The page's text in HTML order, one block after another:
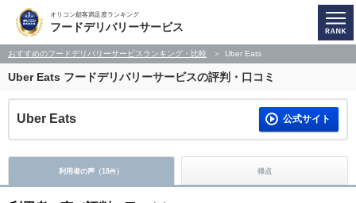
オリコン顧客満足度ランキング
フードデリバリーサービス
おすすめのフードデリバリーサービスランキング・比較 Uber Eats
Uber Eats フードデリバリーサービスの評判・口コミ
Uber Eats 公式サイト
利用者の声（18件） 得点